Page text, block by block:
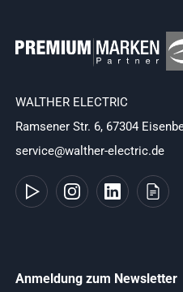
WALTHER ELECTRIC
Ramsener Str. 6, 67304
service@walther-electric.de
Anmeldung zum Newsletter